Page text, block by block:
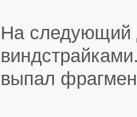
На следующий
выпал